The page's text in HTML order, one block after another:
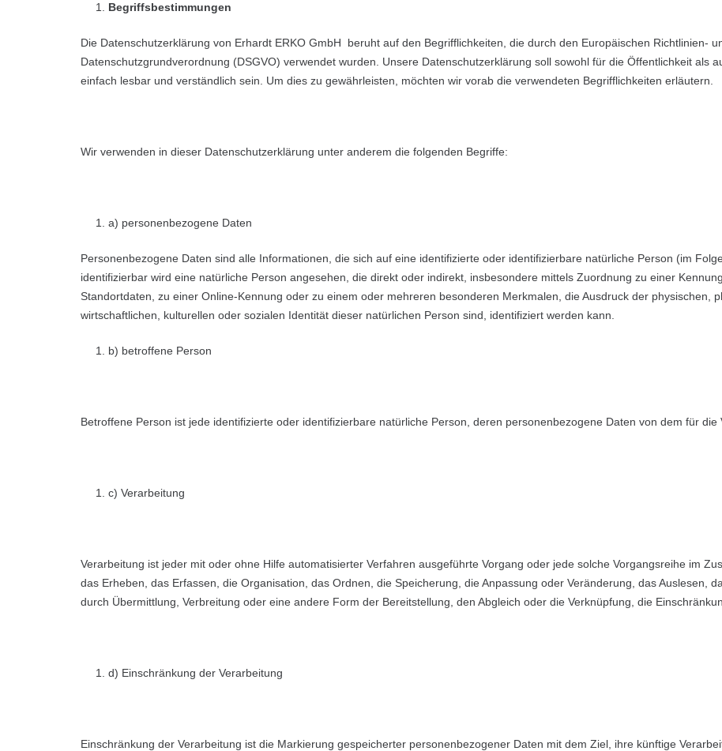
Begriffsbestimmungen
Die Datenschutzerklärung von Erhardt ERKO GmbH beruht auf den Begrifflichkeiten, die durch den Europäischen Richtlinien-
Datenschutzgrundverordnung (DSGVO) verwendet wurden. Unsere Datenschutzerklärung soll sowohl für die Öffentlichkeit als
einfach lesbar und verständlich sein. Um dies zu gewährleisten, möchten wir vorab die verwendeten Begrifflichkeiten erläutern.
Wir verwenden in dieser Datenschutzerklärung unter anderem die folgenden Begriffe:
a) personenbezogene Daten
Personenbezogene Daten sind alle Informationen, die sich auf eine identifizierte oder identifizierbare natürliche Person (im
identifizierbar wird eine natürliche Person angesehen, die direkt oder indirekt, insbesondere mittels Zuordnung zu einer
Standortdaten, zu einer Online-Kennung oder zu einem oder mehreren besonderen Merkmalen, die Ausdruck der physischen,
wirtschaftlichen, kulturellen oder sozialen Identität dieser natürlichen Person sind, identifiziert werden kann.
b) betroffene Person
Betroffene Person ist jede identifizierte oder identifizierbare natürliche Person, deren personenbezogene Daten von dem für die
c) Verarbeitung
Verarbeitung ist jeder mit oder ohne Hilfe automatisierter Verfahren ausgeführte Vorgang oder jede solche Vorgangsreihe im
das Erheben, das Erfassen, die Organisation, das Ordnen, die Speicherung, die Anpassung oder Veränderung, das Auslesen,
durch Übermittlung, Verbreitung oder eine andere Form der Bereitstellung, den Abgleich oder die Verknüpfung, die
d) Einschränkung der Verarbeitung
Einschränkung der Verarbeitung ist die Markierung gespeicherter personenbezogener Daten mit dem Ziel, ihre künftige